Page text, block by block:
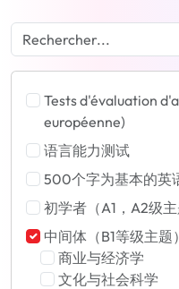
Tests d'évaluation
européenne)
语言能力测试
500个字为基本的英
初学者（A1，A2级主
中间体（B1等级主题）
商业与经济学
文化与社会科学